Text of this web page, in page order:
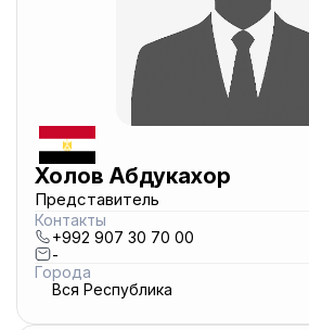
Холов Абдукахор
Представитель
Контакты
+992 907 30 70 00
-
Города
Вся Республика